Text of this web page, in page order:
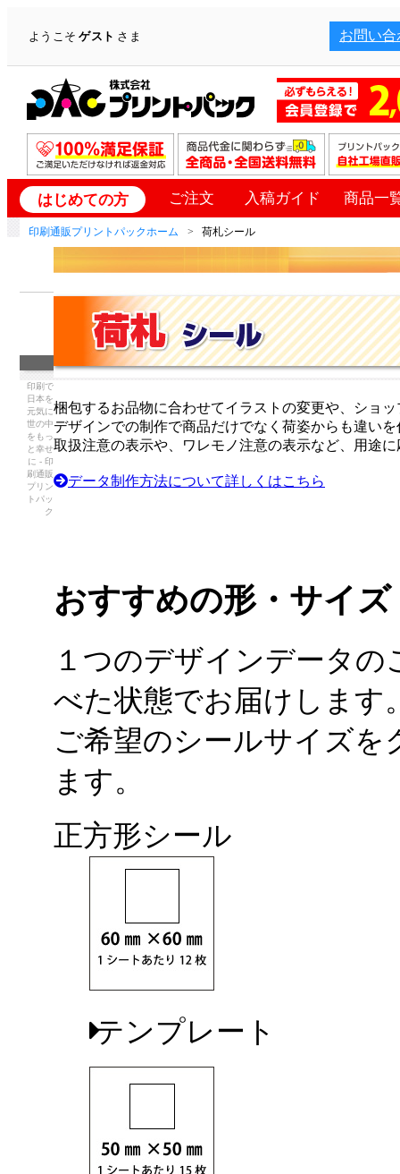
ようこそゲスト さま お問い合
はじめての方 ご注文 入稿ガイド 商品一
印刷通販プリントパックホーム 荷札シール
梱包するお品物に合わせてイラストの変更や、ショ
デザインでの制作で商品だけでなく荷姿からも違い
取扱注意の表示や、ワレモノ注意の表示など、用途
データ制作方法について詳しくはこちら
おすすめの形・サイズ
１つのデザインデータ
べた状態でお届けします
ご希望のシールサイズ
ます。
正方形シール
テンプレート
印刷で
日本を
元気に
世の中
をもっ
と幸せ
に - 印
刷通販
プリン
トパッ
ク